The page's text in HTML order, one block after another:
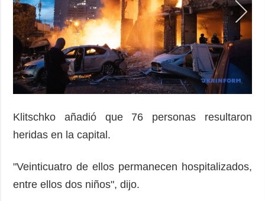
Klitschko añadió que 76 personas resultaron
heridas en la capital.
"Veinticuatro de ellos permanecen hospitalizados,
entre ellos dos niños", dijo.